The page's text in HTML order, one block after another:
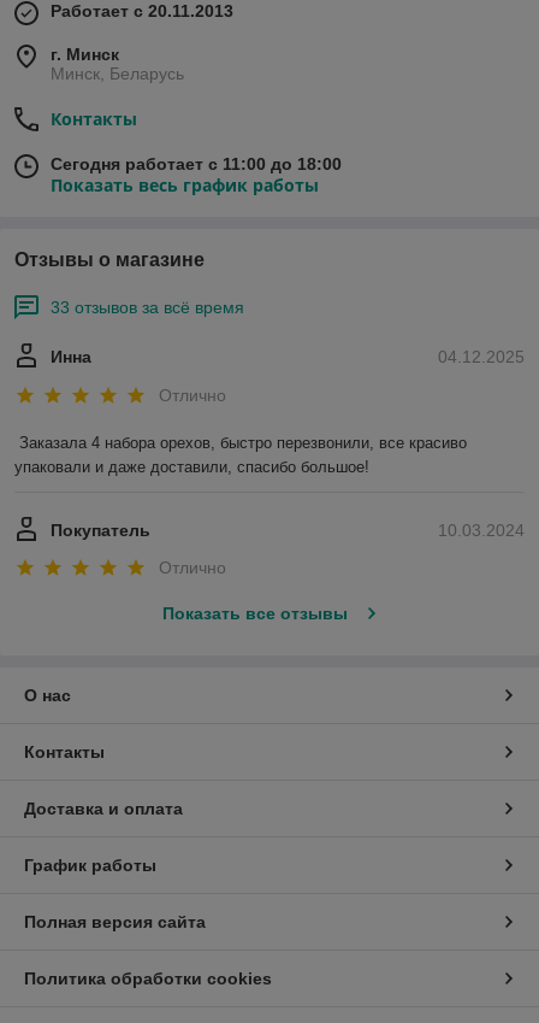
Работает с 20.11.2013
г. Минск
Минск, Беларусь
Контакты
Сегодня работает с 11:00 до 18:00
Показать весь график работы
Отзывы о магазине
33 отзывов за всё время
04.12.2025
Инна
Отлично
Заказала 4 набора орехов, быстро перезвонили, все красиво
упаковали и даже доставили, спасибо большое!
10.03.2024
Покупатель
Отлично
Показать все отзывы
О нас
Контакты
Доставка и оплата
График работы
Полная версия сайта
Политика обработки cookies